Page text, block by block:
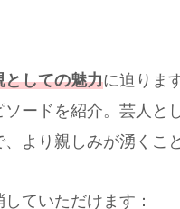
としての魅力に迫りま
ードを紹介。芸人と
より親しみが湧くこ
ていただけます：